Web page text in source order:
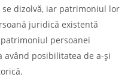
dizolvă, iar patrimoniul lor
juridică existentă
persoanei
având posibilitatea de a-și